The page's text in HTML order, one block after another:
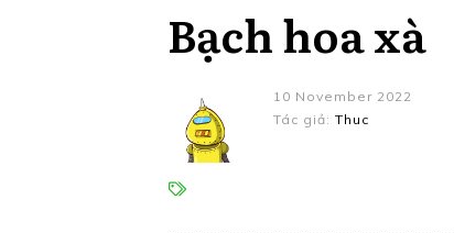
Bạch hoa xà
10 November 2022
Tác giả: Thuc